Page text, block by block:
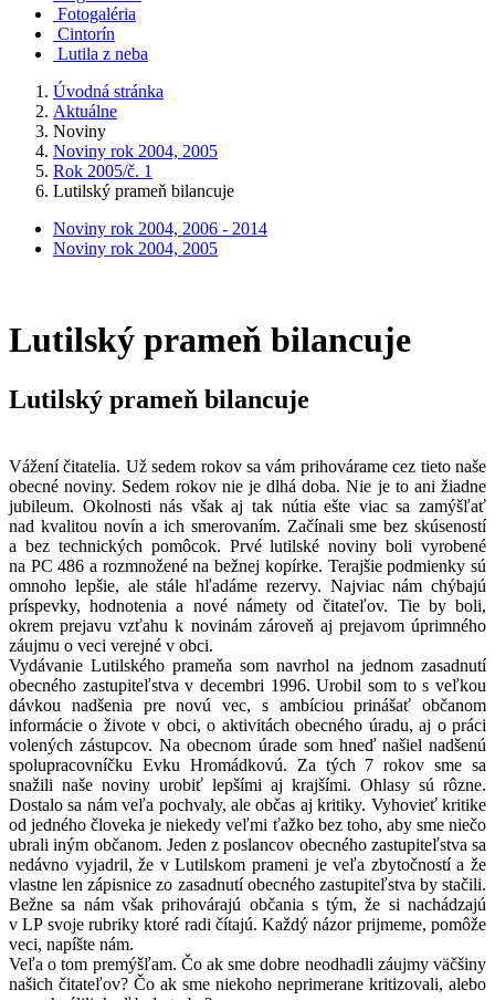
Fotogaléria
Cintorín
Lutila z neba
Úvodná stránka
Aktuálne
Noviny
Noviny rok 2004, 2005
Rok 2005/č. 1
Lutilský prameň bilancuje
Noviny rok 2004, 2006 - 2014
Noviny rok 2004, 2005
Lutilský prameň bilancuje
Lutilský prameň bilancuje
Vážení čitatelia. Už sedem rokov sa vám prihovárame cez tieto naše
obecné noviny. Sedem rokov nie je dlhá doba. Nie je to ani žiadne
jubileum. Okolnosti nás však aj tak nútia ešte viac sa zamýšľať
nad kvalitou novín a ich smerovaním. Začínali sme bez skúseností
a bez technických pomôcok. Prvé lutilské noviny boli vyrobené
na PC 486 a rozmnožené na bežnej kopírke. Terajšie podmienky sú
omnoho lepšie, ale stále hľadáme rezervy. Najviac nám chýbajú
príspevky, hodnotenia a nové námety od čitateľov. Tie by boli,
okrem prejavu vzťahu k novinám zároveň aj prejavom úprimného
záujmu o veci verejné v obci.
Vydávanie Lutilského prameňa som navrhol na jednom zasadnutí
obecného zastupiteľstva v decembri 1996. Urobil som to s veľkou
dávkou nadšenia pre novú vec, s ambíciou prinášať občanom
informácie o živote v obci, o aktivitách obecného úradu, aj o práci
volených zástupcov. Na obecnom úrade som hneď našiel nadšenú
spolupracovníčku Evku Hromádkovú. Za tých 7 rokov sme sa
snažili naše noviny urobiť lepšími aj krajšími. Ohlasy sú rôzne.
Dostalo sa nám veľa pochvaly, ale občas aj kritiky. Vyhovieť kritike
od jedného človeka je niekedy veľmi ťažko bez toho, aby sme niečo
ubrali iným občanom. Jeden z poslancov obecného zastupiteľstva sa
nedávno vyjadril, že v Lutilskom prameni je veľa zbytočností a že
vlastne len zápisnice zo zasadnutí obecného zastupiteľstva by stačili.
Bežne sa nám však prihovárajú občania s tým, že si nachádzajú
v LP svoje rubriky ktoré radi čítajú. Každý názor prijmeme, pomôže
veci, napíšte nám.
Veľa o tom premýšľam. Čo ak sme dobre neodhadli záujmy väčšiny
našich čitateľov? Čo ak sme niekoho neprimerane kritizovali, alebo